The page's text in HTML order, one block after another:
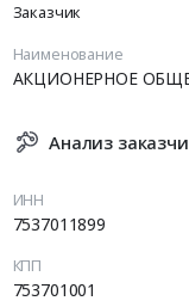
Заказчик
Наименование
АКЦИОНЕРНОЕ
Анализ
ИНН
7537011899
КПП
753701001